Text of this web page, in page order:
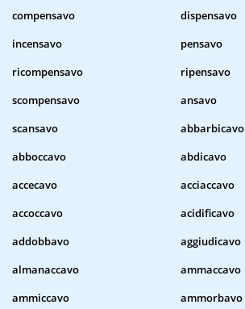
compensavo
dispensavo
incensavo
pensavo
ricompensavo
ripensavo
scompensavo
ansavo
scansavo
abbarbicavo
abboccavo
abdicavo
accecavo
acciaccavo
accoccavo
acidificavo
addobbavo
aggiudicavo
almanaccavo
ammaccavo
ammiccavo
ammorbavo